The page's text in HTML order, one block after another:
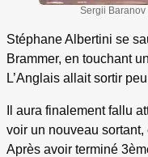
Sergii
Stéphane Albertini se
Brammer, en touchant
L’Anglais allait sortir
Il aura finalement fallu
voir un nouveau
Après avoir terminé